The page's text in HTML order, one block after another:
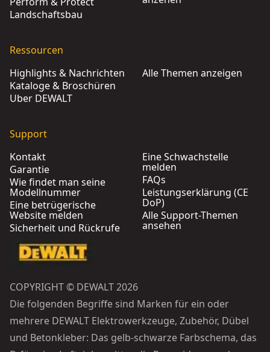
Landschaftsbau
Ressourcen
Highlights & Nachrichten
Kataloge & Broschüren
Über DEWALT
Alle Themen anzeigen
Support
Kontakt
Garantie
Wie findet man seine
Modellnummer
Eine betrügerische
Website melden
Sicherheit und Rückrufe
Eine Schwachstelle
melden
FAQs
Leistungserklärung (CE
DoP)
Alle Support-Themen
ansehen
COPYRIGHT © DEWALT 2026
Die folgenden Begriffe sind Marken für ein oder
mehrere DEWALT Elektrowerkzeuge, Zubehör, Dübel
und Betonkleber: Das gelb-schwarze Farbschema, das